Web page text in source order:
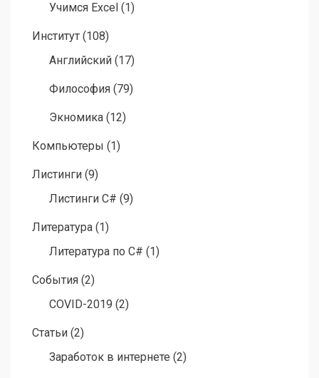
Учимся Excel (1)
Институт (108)
Английский (17)
Философия (79)
Экномика (12)
Компьютеры (1)
Листинги (9)
Листинги C# (9)
Литература (1)
Литература по C# (1)
События (2)
COVID-2019 (2)
Статьи (2)
Заработок в интернете (2)